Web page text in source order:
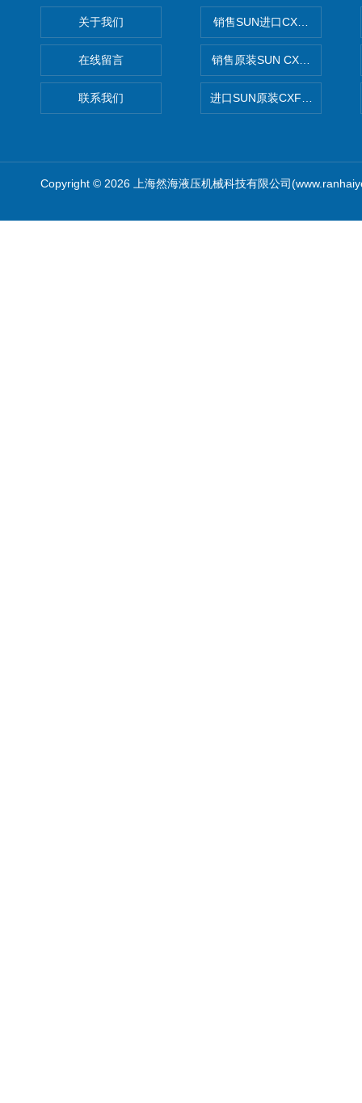
关于我们
在线留言
联系我们
销售SUN进口CXGDXCN插
销售原装SUN CXJAXCN全
进口SUN原装CXFAXCN导压
Copyright © 2026 上海然海液压机械科技有限公司